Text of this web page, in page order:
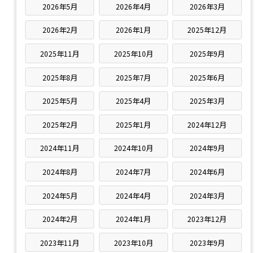
2026年5月 2026年4月 2026年3月
2026年2月 2026年1月 2025年12月
2025年11月 2025年10月 2025年9月
2025年8月 2025年7月 2025年6月
2025年5月 2025年4月 2025年3月
2025年2月 2025年1月 2024年12月
2024年11月 2024年10月 2024年9月
2024年8月 2024年7月 2024年6月
2024年5月 2024年4月 2024年3月
2024年2月 2024年1月 2023年12月
2023年11月 2023年10月 2023年9月